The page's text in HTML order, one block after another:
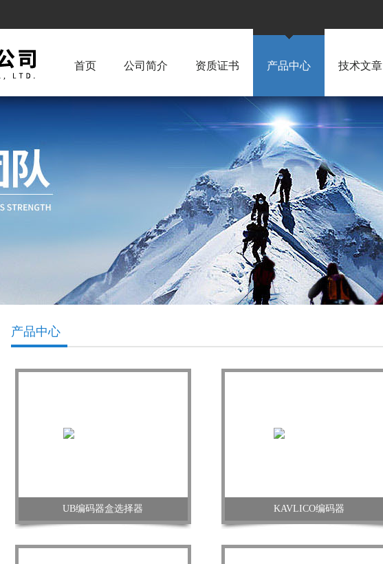
首页 公司简介 资质证书 产品中心 技术文章
产品中心
UB编码器盒选择器 KAVLICO编码器